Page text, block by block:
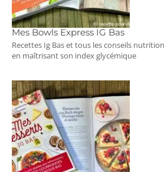
Mes Bowls Express IG Bas
Recettes Ig Bas et tous les conseils
en maîtrisant son index glycémique